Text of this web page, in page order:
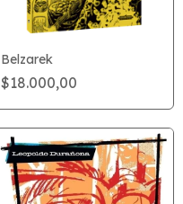
Belzarek
$18.000,00